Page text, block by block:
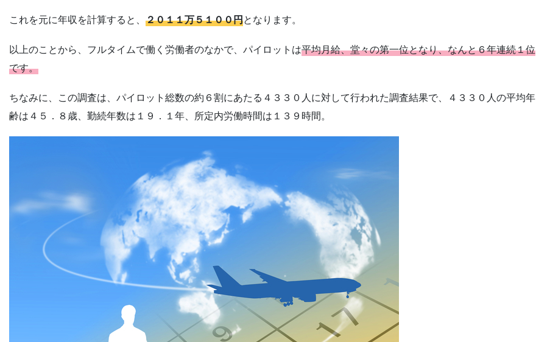
これを元に年収を計算すると、 ２０１１万５１００円となります。
以上のことから、フルタイムで働く労働者のなかで、パイロットは平均月給、堂々の第一位となり、なんと６年連続１位
です。
ちなみに、この調査は、パイロット総数の約６割にあたる４３３０人に対して行われた調査結果で、４３３０人の平均年
齢は４５．８歳、勤続年数は１９．１年、所定内労働時間は１３９時間。